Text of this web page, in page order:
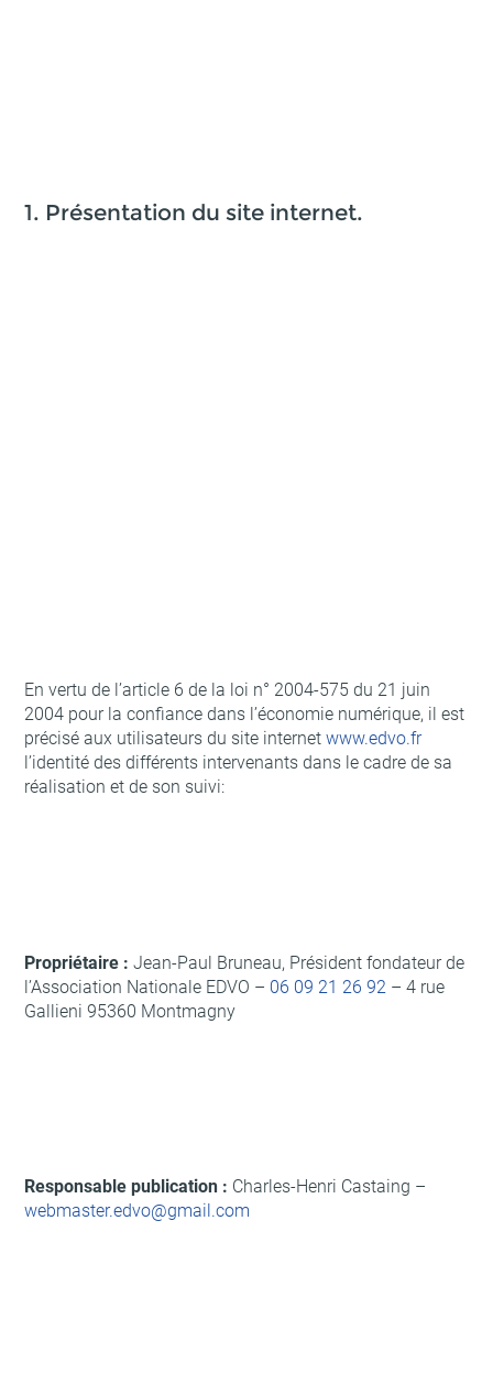
1. Présentation du site internet.
En vertu de l’article 6 de la loi n° 2004-575 du 21 juin
2004 pour la confiance dans l’économie numérique, il est
précisé aux utilisateurs du site internetwww.edvo.fr
l’identité des différents intervenants dans le cadre de sa
réalisation et de son suivi:
Propriétaire : Jean-Paul Bruneau, Président fondateur de
l’Association Nationale EDVO – 06 09 21 26 92 – 4 rue
Gallieni 95360 Montmagny
Responsable publication : Charles-Henri Castaing –
webmaster.edvo@gmail.com